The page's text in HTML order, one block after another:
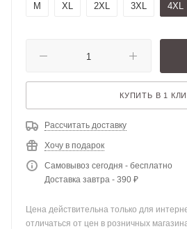
M
XL 2XL 3XL 4XL
КУПИТЬ В 1
Рассчитать доставку
Хочу в подарок
Самовывоз сегодня - бесплатно
Доставка завтра - 390 ₽
Цена действительна только для
отличаться от цен в розничных